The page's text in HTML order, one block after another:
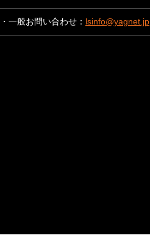
・一般お問い合わせ： lsinfo@yagnet.jp